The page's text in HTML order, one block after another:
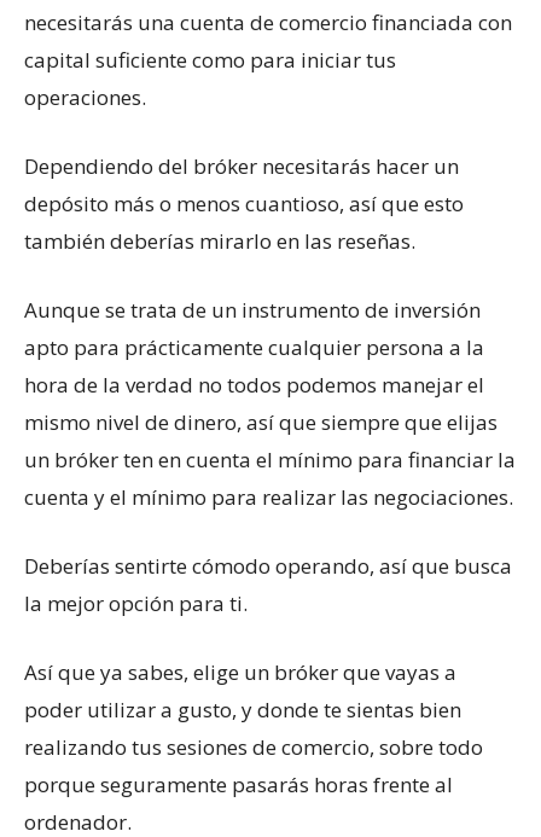
necesitarás una cuenta de comercio financiada con
capital suficiente como para iniciar tus
operaciones.
Dependiendo del bróker necesitarás hacer un
depósito más o menos cuantioso, así que esto
también deberías mirarlo en las reseñas.
Aunque se trata de un instrumento de inversión
apto para prácticamente cualquier persona a la
hora de la verdad no todos podemos manejar el
mismo nivel de dinero, así que siempre que elijas
un bróker ten en cuenta el mínimo para financiar la
cuenta y el mínimo para realizar las negociaciones.
Deberías sentirte cómodo operando, así que busca
la mejor opción para ti.
Así que ya sabes, elige un bróker que vayas a
poder utilizar a gusto, y donde te sientas bien
realizando tus sesiones de comercio, sobre todo
porque seguramente pasarás horas frente al
ordenador.